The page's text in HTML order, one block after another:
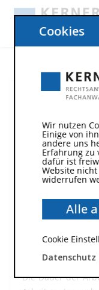
Dauer der
Die Dauer der
Cookies
Wir nutzen
Einige von
andere uns
Erfahrung zu
dafür ist
Website
widerrufen
Alle
Cookie
Datenschutz